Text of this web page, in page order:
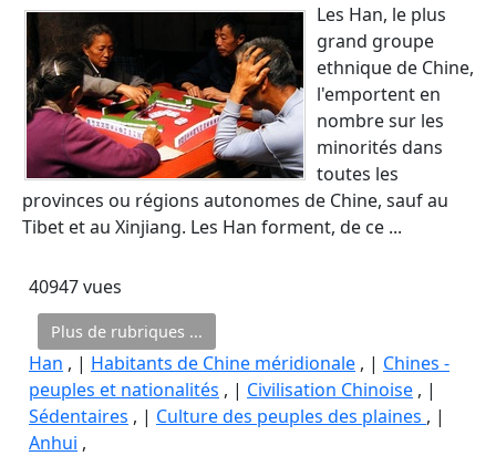
Les Han, le plus
grand groupe
ethnique de Chine,
l'emportent en
nombre sur les
minorités dans
toutes les
provinces ou régions autonomes de Chine, sauf au
Tibet et au Xinjiang. Les Han forment, de ce ...
40947 vues
Plus de rubriques ...
Han , | Habitants de Chine méridionale , | Chines -
peuples et nationalités , | Civilisation Chinoise , |
Sédentaires , | Culture des peuples des plaines , |
Anhui ,